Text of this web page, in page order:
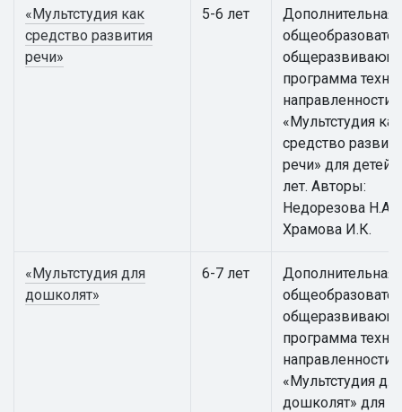
«Мультстудия как
средство развития
речи»
5-6 лет
Дополнительная
программа
направленности
«Мультстудия как
средство
речи» для детей
лет. Авторы:
Недорезова Н.А.,
Храмова И.К.
«Мультстудия для
дошколят»
6-7 лет
Дополнительная
программа
направленности
«Мультстудия для
дошколят» для